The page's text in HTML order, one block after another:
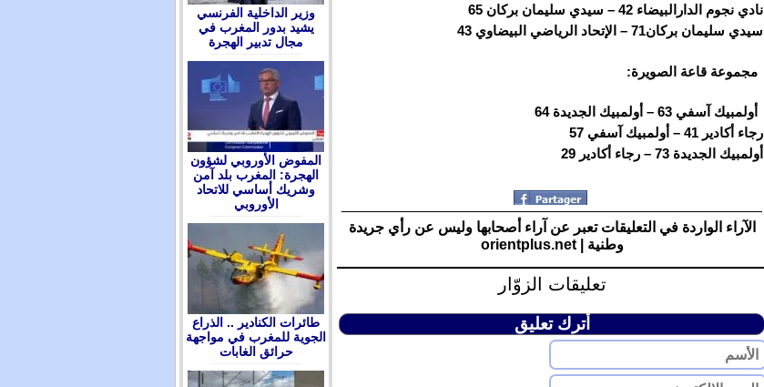
نادي نجوم الدارالبيضاء 42 – سيدي سليمان بركان 65
سيدي سليمان بركان71 – الإتحاد الرياضي البيضاوي 43
مجموعة قاعة الصويرة:
أولمبيك آسفي 63 – أولمبيك الجديدة 64
رجاء أكادير 41 – أولمبيك آسفي 57
أولمبيك الجديدة 73 – رجاء أكادير 29
الآراء الواردة في التعليقات تعبر عن آراء أصحابها وليس عن رأي جريدة
وطنية | orientplus.net
تعليقات الزوّار
أترك تعليق
وزير الداخلية الفرنسي
يشيد بدور المغرب في
مجال تدبير الهجرة
المفوض الأوروبي لشؤون
الهجرة: المغرب بلد آمن
وشريك أساسي للاتحاد
الأوروبي
طائرات الكنادير .. الذراع
الجوية للمغرب في مواجهة
حرائق الغابات